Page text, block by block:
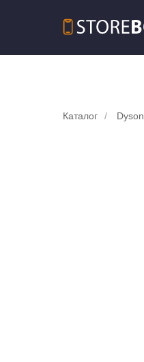
Каталог / Dyson